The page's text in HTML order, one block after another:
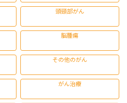
頭頸部がん
脳腫瘍
その他のがん
がん治療